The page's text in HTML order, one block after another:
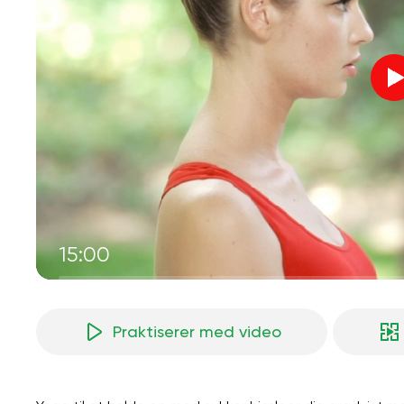
15:00
Praktiserer med video